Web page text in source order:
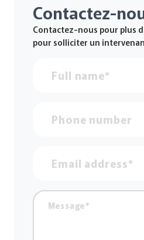
Contactez-
Contactez-nous pour plus
pour solliciter un